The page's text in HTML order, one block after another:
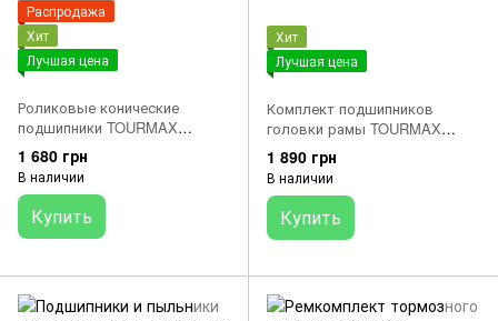
Распродажа
Хит
Лучшая цена
Роликовые конические
подшипники TOURMAX
SSK902R (22-1009) JAPAN
25x47x15 (32005) 28x52x16
(320/28)
1 680 грн
В наличии
Купить
Хит
Лучшая цена
Комплект подшипников
головки рамы TOURMAX
SSY911 (22-1055) (JAPAN)
1 890 грн
В наличии
Купить